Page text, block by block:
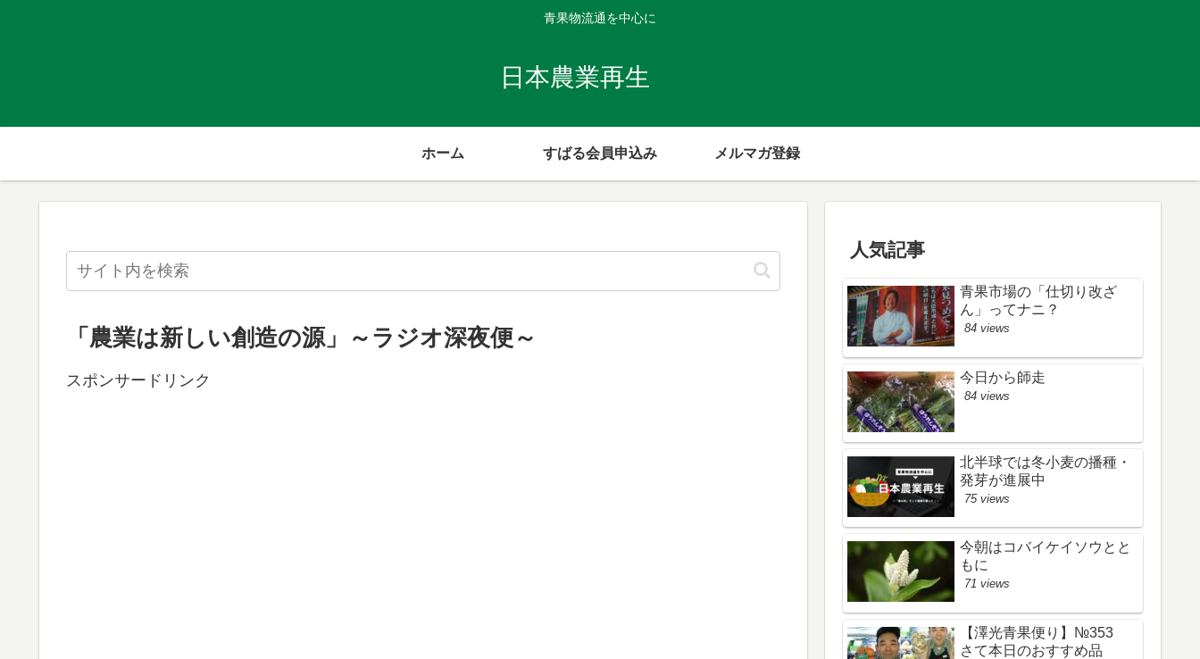
青果物流通を中心に
日本農業再生
ホーム すばる会員申込み メルマガ登録
「農業は新しい創造の源」～ラジオ深夜便～
スポンサードリンク
人気記事
青果市場の「仕切り改ざ
ん」ってナニ？
84 views
今日から師走
84 views
北半球では冬小麦の播種・
発芽が進展中
75 views
今朝はコバイケイソウとと
もに
71 views
【澤光青果便り】№353
さて本日のおすすめ品